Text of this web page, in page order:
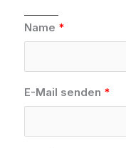
Name
E-Mail senden